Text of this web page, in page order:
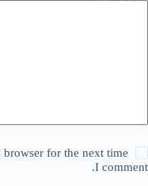
browser for the next time
I comment.